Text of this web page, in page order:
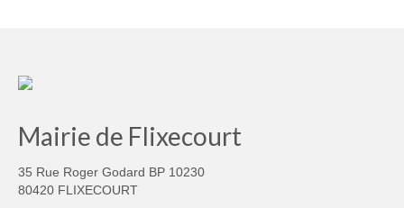
Mairie de Flixecourt
35 Rue Roger Godard BP 10230
80420 FLIXECOURT